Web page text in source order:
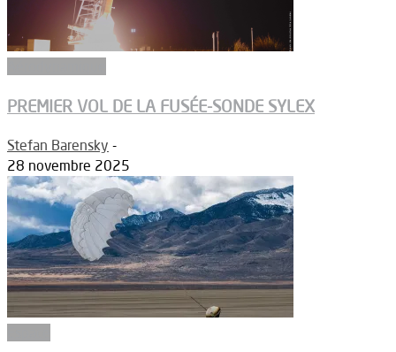
PREMIER VOL DE LA FUSÉE-SONDE SYLEX
Stefan Barensky -
28 novembre 2025